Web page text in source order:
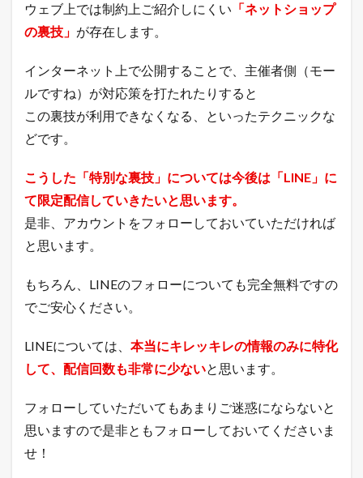
ウェブ上では制約上ご紹介しにくい 「ネットショップ
の裏技」 が存在します。
インターネット上で公開することで、主催者側（モー
ルですね）が対応策を打たれたりすると
この裏技が利用できなくなる、といったテクニックな
どです。
こうした「特別な裏技」については今後は「LINE」に
て限定配信していきたいと思います。
是非、アカウントをフォローしておいていただければ
と思います。
もちろん、LINEのフォローについても完全無料ですの
でご安心ください。
LINEについては、 本当にキレッキレの情報のみに特化
して、配信回数も非常に少ないと思います。
フォローしていただいてもあまりご迷惑にならないと
思いますので是非ともフォローしておいてくださいま
せ！